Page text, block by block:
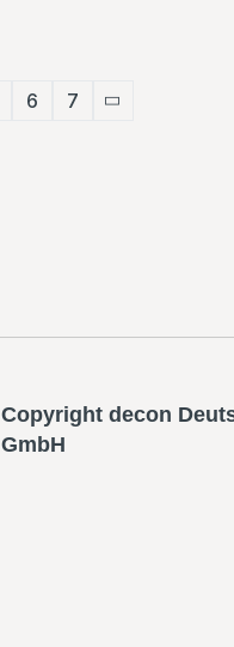
6 7
Copyright decon
GmbH